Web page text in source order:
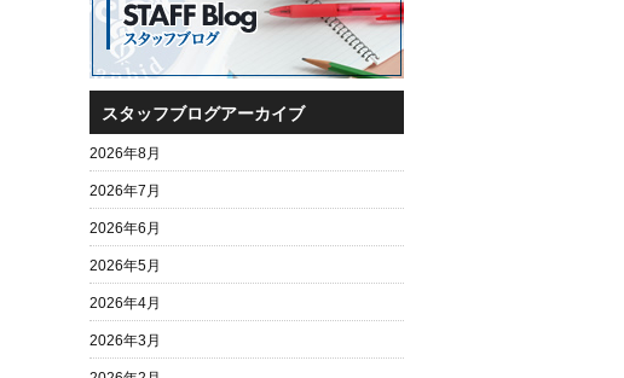
スタッフブログアーカイブ
2026年8月
2026年7月
2026年6月
2026年5月
2026年4月
2026年3月